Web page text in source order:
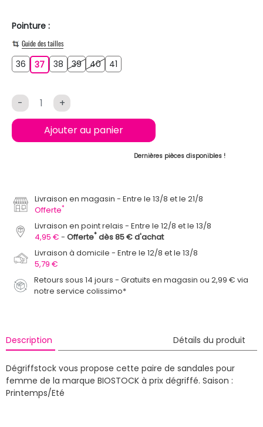
Pointure :
Guide des tailles
36 36373738 383939404041
- +
Ajouter au panier
Dernières pièces disponibles !
Livraison en magasin
Entre le 13/8 et le 21/8
Offerte*
Livraison en point relais
Entre le 12/8 et le 13/8
4,95 €
Offerte* dès 85 € d'achat
Livraison à domicile
Entre le 12/8 et le 13/8
5,79 €
Retours sous 14 jours - Gratuits en magasin ou 2,99 € via
notre service colissimo*
Description Détails du produit
Dégriffstock vous propose cette paire de sandales pour
femme de la marque BIOSTOCK à prix dégriffé. Saison :
Printemps/Eté